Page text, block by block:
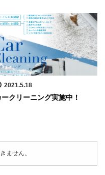
2021.5.18
ークリーニング実施中！
ません。